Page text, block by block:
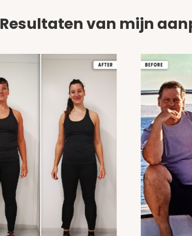
Resultaten van mijn